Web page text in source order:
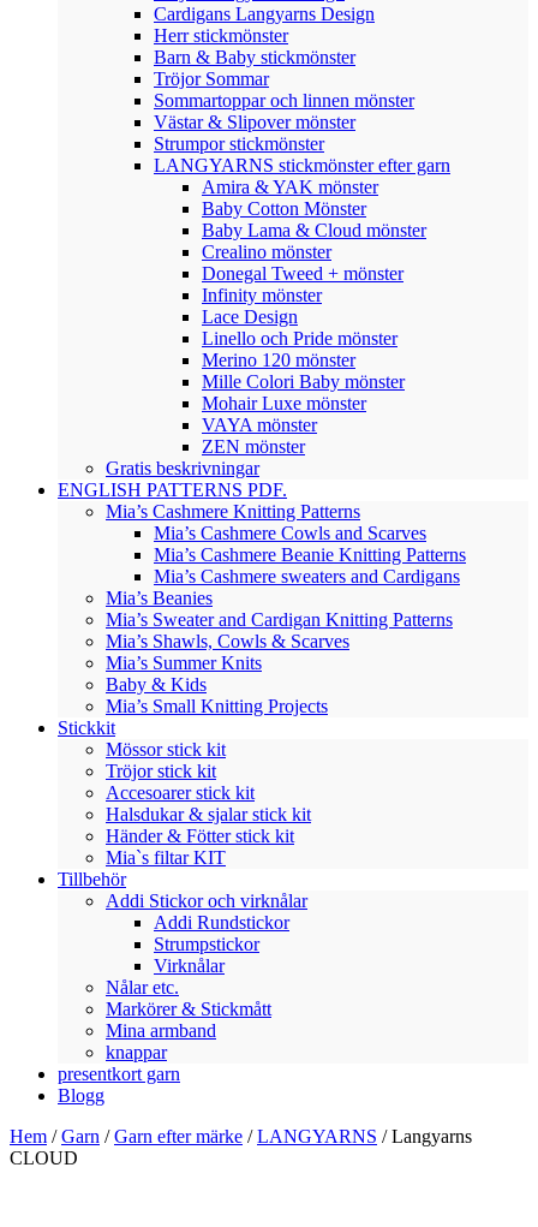
Cardigans Langyarns Design
Herr stickmönster
Barn & Baby stickmönster
Tröjor Sommar
Sommartoppar och linnen mönster
Västar & Slipover mönster
Strumpor stickmönster
LANGYARNS stickmönster efter garn
Amira & YAK mönster
Baby Cotton Mönster
Baby Lama & Cloud mönster
Crealino mönster
Donegal Tweed + mönster
Infinity mönster
Lace Design
Linello och Pride mönster
Merino 120 mönster
Mille Colori Baby mönster
Mohair Luxe mönster
VAYA mönster
ZEN mönster
Gratis beskrivningar
ENGLISH PATTERNS PDF.
Mia’s Cashmere Knitting Patterns
Mia’s Cashmere Cowls and Scarves
Mia’s Cashmere Beanie Knitting Patterns
Mia’s Cashmere sweaters and Cardigans
Mia’s Beanies
Mia’s Sweater and Cardigan Knitting Patterns
Mia’s Shawls, Cowls & Scarves
Mia’s Summer Knits
Baby & Kids
Mia’s Small Knitting Projects
Stickkit
Mössor stick kit
Tröjor stick kit
Accesoarer stick kit
Halsdukar & sjalar stick kit
Händer & Fötter stick kit
Mia`s filtar KIT
Tillbehör
Addi Stickor och virknålar
Addi Rundstickor
Strumpstickor
Virknålar
Nålar etc.
Markörer & Stickmått
Mina armband
knappar
presentkort garn
Blogg
Hem /Garn /Garn efter märke /LANGYARNS / Langyarns
CLOUD